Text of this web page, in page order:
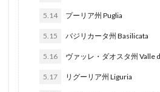
5.14 プーリア州 Puglia
5.15 バジリカータ州 Basilicata
5.16 ヴァッレ・ダオスタ州 Valle
5.17 リグーリア州 Liguria